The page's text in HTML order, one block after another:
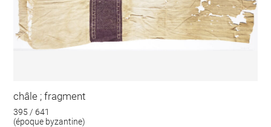
châle ; fragment
395 / 641
(époque byzantine)